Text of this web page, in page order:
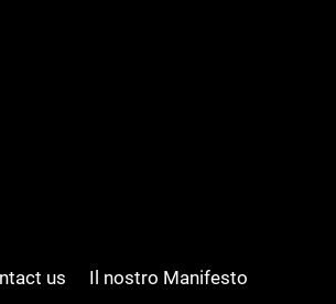
us
Il nostro Manifesto